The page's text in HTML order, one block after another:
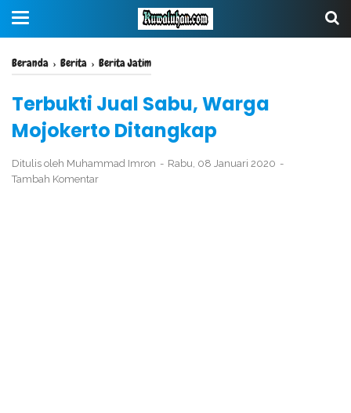
Beranda › Berita › Berita Jatim
Terbukti Jual Sabu, Warga
Mojokerto Ditangkap
Ditulis oleh Muhammad Imron
Rabu, 08 Januari 2020
Tambah Komentar